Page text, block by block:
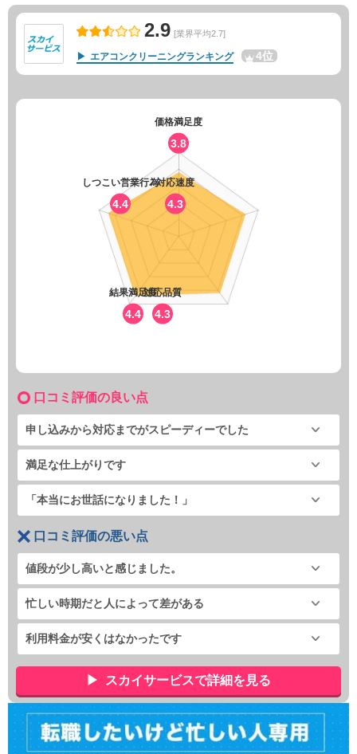
2.9 [業界平均2.7]
エアコンクリーニングランキング 4位
価格満足度
3.8
対応速度
4.3
対応品質
4.3
結果満足度
4.4
しつこい営業行為
4.4
口コミ評価の良い点
申し込みから対応までがスピーディーでした
満足な仕上がりです
「本当にお世話になりました！」
口コミ評価の悪い点
値段が少し高いと感じました。
忙しい時期だと人によって差がある
利用料金が安くはなかったです
スカイサービスで詳細を見る